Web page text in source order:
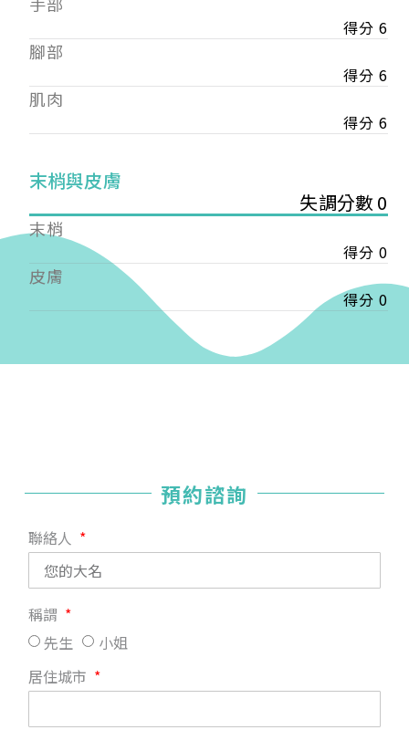
得分 6
腳部
得分 6
肌肉
得分 6
末梢與皮膚
失調分數 0
末梢
得分 0
皮膚
得分 0
預約諮詢
聯絡人
稱謂
先生
小姐
居住城市
會審核通過後即通知您進行繳費，繳費資訊如下
【會費】
個人會員:
入會費新臺幣1200元，於會員入會時繳納；常年會
費1200元，於每年度繳納。
費3000元，於每年度繳納。
戶名: 社團法人台灣自律神經健康培訓暨發展協會
帳號: 003-03-501566-2
銀行: (013) 國泰世華 南京東路分行